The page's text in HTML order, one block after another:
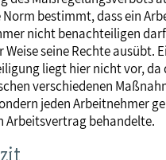
Norm bestimmt, dass ein
nicht benachteiligen
Weise seine Rechte ausübt.
liegt hier nicht vor, da
verschiedenen
jeden Arbeitnehmer
Arbeitsvertrag behandelte.